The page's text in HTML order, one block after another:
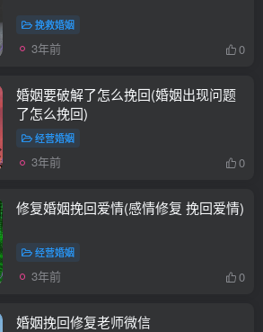
挽救婚姻
3年前 0
婚姻要破解了怎么挽回(婚姻出现问题
了怎么挽回)
经营婚姻
3年前 0
修复婚姻挽回爱情(感情修复 挽回爱情)
经营婚姻
3年前 0
婚姻挽回修复老师微信